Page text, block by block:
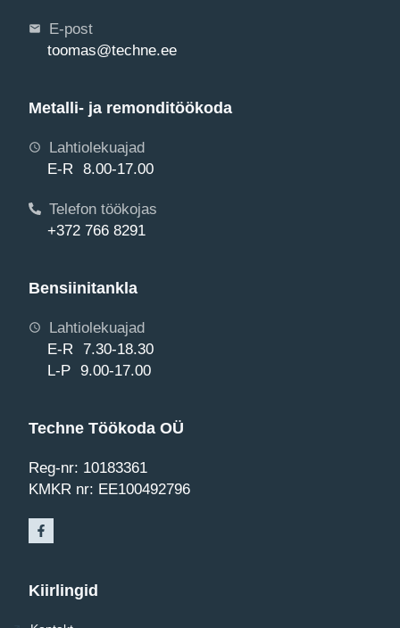
E-post
toomas@techne.ee
Metalli- ja remonditöökoda
Lahtiolekuajad
E-R 8.00-17.00
Telefon töökojas
+372 766 8291
Bensiinitankla
Lahtiolekuajad
E-R 7.30-18.30
L-P 9.00-17.00
Techne Töökoda OÜ
Reg-nr: 10183361
KMKR nr: EE100492796
Kiirlingid